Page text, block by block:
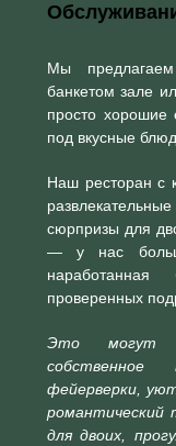
Мы
банкетом зале
просто хорошие
под вкусные
Наш ресторан с
сюрпризы для
— у нас
проверенных
Это могут
собственное
фейерверки,
романтический
для двоих,